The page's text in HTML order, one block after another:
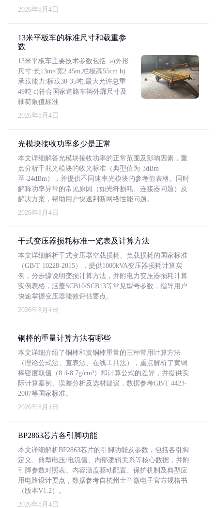
2026年8月4日
13米平板车的标准尺寸和载重参
数
13米平板车主要技术参数包括: a)外形
尺寸:长13m×宽2.45m,栏板高55cm b)
承载能力:标载30-35吨,最大允许总重
49吨 c)符合国家道路车辆外廓尺寸及
轴荷限值标准
2026年8月4日
光模块接收功率多少是正常
本文详细解答光模块接收功率的正常范围及影响因素，重
点分析千兆光模块的收光标准（典型值为-3dBm
至-24dBm），并提供不同速率光模块的参考值表格。同时
解释功率异常的常见原因（如光纤损耗、连接器问题）及
解决方案，帮助用户快速判断网络性能问题。
2026年8月4日
干式变压器损耗标准一览表及计算方法
本文详细解析干式变压器空载损耗、负载损耗的国家标准
（GB/T 10228-2015），提供1000kVA变压器损耗计算实
例，分步骤说明变损计算方法，并附电力变压器损耗计算
实例表格，涵盖SCB10/SCB13等常见型号参数，指导用户
快速掌握变压器能效评估要点。
2026年8月4日
铜棒的重量计算方法有哪些
本文详细介绍了铜棒和黄铜棒重量的三种常用计算方法
（理论公式法、查表法、在线工具法），重点解析了黄铜
棒密度取值（8.4-8.7g/cm³）和计算公式的差异，并提供实
际计算案例、误差分析及选材建议，数据参考GB/T 4423-
2007等国家标准。
2026年8月4日
BP2863芯片各引脚功能
本文详细解析BP2863芯片的引脚功能及参数，包括各引脚
定义、典型电压/电流值、内部逻辑关系等核心数据，并附
引脚参数对照表。内容涵盖驱动配置、保护机制及典型应
用电路设计要点，数据参考自杭州士兰微电子官方规格书
（版本V1.2）。
2026年8月4日